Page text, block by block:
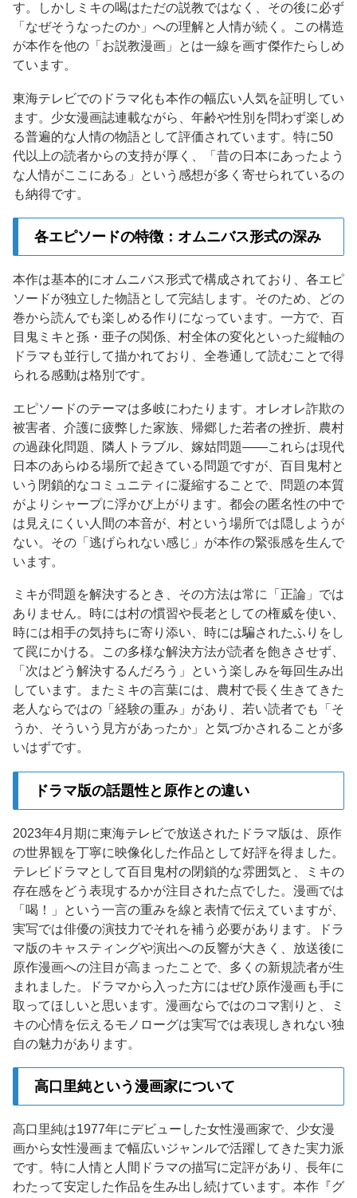
す。しかしミキの喝はただの説教ではなく、その後に必ず
「なぜそうなったのか」への理解と人情が続く。この構造
が本作を他の「お説教漫画」とは一線を画す傑作たらしめ
ています。
東海テレビでのドラマ化も本作の幅広い人気を証明してい
ます。少女漫画誌連載ながら、年齢や性別を問わず楽しめ
る普遍的な人情の物語として評価されています。特に50
代以上の読者からの支持が厚く、「昔の日本にあったよう
な人情がここにある」という感想が多く寄せられているの
も納得です。
各エピソードの特徴：オムニバス形式の深み
本作は基本的にオムニバス形式で構成されており、各エピ
ソードが独立した物語として完結します。そのため、どの
巻から読んでも楽しめる作りになっています。一方で、百
目鬼ミキと孫・亜子の関係、村全体の変化といった縦軸の
ドラマも並行して描かれており、全巻通して読むことで得
られる感動は格別です。
エピソードのテーマは多岐にわたります。オレオレ詐欺の
被害者、介護に疲弊した家族、帰郷した若者の挫折、農村
の過疎化問題、隣人トラブル、嫁姑問題——これらは現代
日本のあらゆる場所で起きている問題ですが、百目鬼村と
いう閉鎖的なコミュニティに凝縮することで、問題の本質
がよりシャープに浮かび上がります。都会の匿名性の中で
は見えにくい人間の本音が、村という場所では隠しようが
ない。その「逃げられない感じ」が本作の緊張感を生んで
います。
ミキが問題を解決するとき、その方法は常に「正論」では
ありません。時には村の慣習や長老としての権威を使い、
時には相手の気持ちに寄り添い、時には騙されたふりをし
て罠にかける。この多様な解決方法が読者を飽きさせず、
「次はどう解決するんだろう」という楽しみを毎回生み出
しています。またミキの言葉には、農村で長く生きてきた
老人ならではの「経験の重み」があり、若い読者でも「そ
うか、そういう見方があったか」と気づかされることが多
いはずです。
ドラマ版の話題性と原作との違い
2023年4月期に東海テレビで放送されたドラマ版は、原作
の世界観を丁寧に映像化した作品として好評を得ました。
テレビドラマとして百目鬼村の閉鎖的な雰囲気と、ミキの
存在感をどう表現するかが注目された点でした。漫画では
「喝！」という一言の重みを線と表情で伝えていますが、
実写では俳優の演技力でそれを補う必要があります。ドラ
マ版のキャスティングや演出への反響が大きく、放送後に
原作漫画への注目が高まったことで、多くの新規読者が生
まれました。ドラマから入った方にはぜひ原作漫画も手に
取ってほしいと思います。漫画ならではのコマ割りと、ミ
キの心情を伝えるモノローグは実写では表現しきれない独
自の魅力があります。
高口里純という漫画家について
高口里純は1977年にデビューした女性漫画家で、少女漫
画から女性漫画まで幅広いジャンルで活躍してきた実力派
です。特に人情と人間ドラマの描写に定評があり、長年に
わたって安定した作品を生み出し続けています。本作『グ